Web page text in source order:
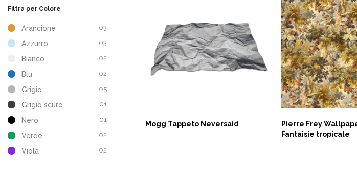
Mogg Tappeto Neversaid
ASK NOW
Pierre Frey
Fantaisie tropicale
Filtra per Colore
Arancione 03
Azzurro 03
Bianco 02
Blu 02
Grigio 05
Grigio scuro 01
Nero 01
Verde 02
Viola 02